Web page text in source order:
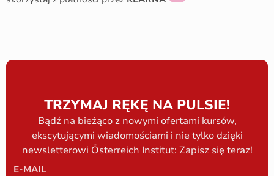
TRZYMAJ RĘKĘ NA PULSIE!
Bądź na bieżąco z nowymi ofertami kursów,
ekscytującymi wiadomościami i nie tylko dzięki
newsletterowi Österreich Institut: Zapisz się teraz!
E-MAIL